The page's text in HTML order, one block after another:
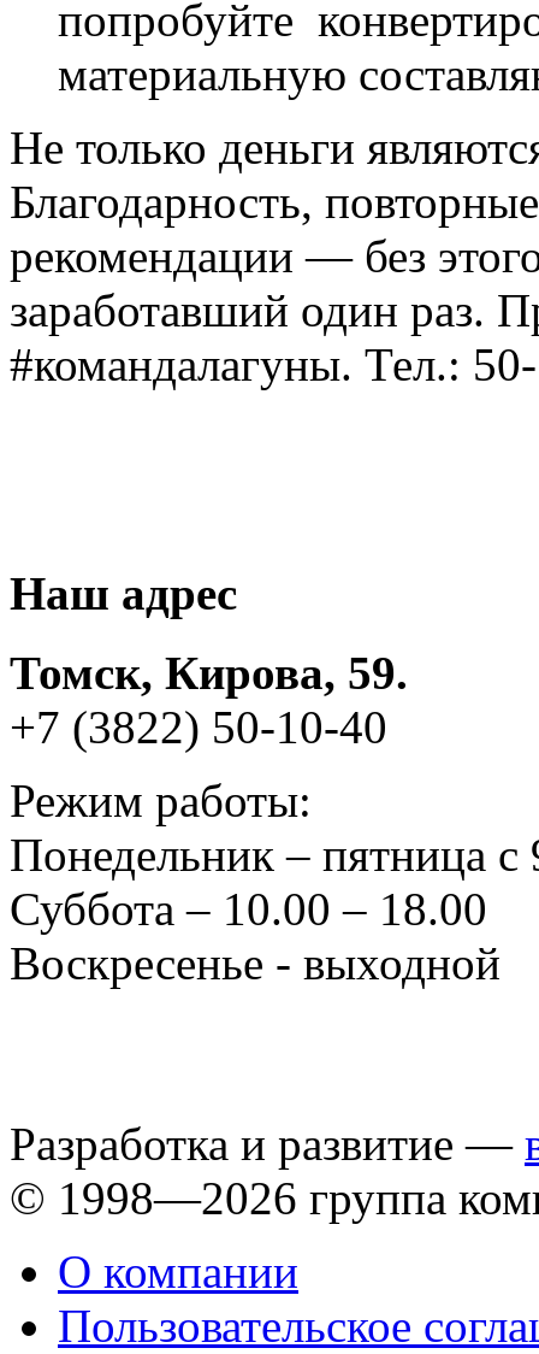
попробуйте
материальную
Не только деньги
Благодарность,
рекомендации — без
заработавший один раз.
#командалагуны. Тел.:
Наш адрес
Томск, Кирова, 59.
+7 (3822) 50-10-40
Режим работы:
Понедельник – пятница с
Суббота – 10.00 – 18.00
Воскресенье - выходной
Разработка и развитие —
© 1998—2026 группа
О компании
Пользовательское